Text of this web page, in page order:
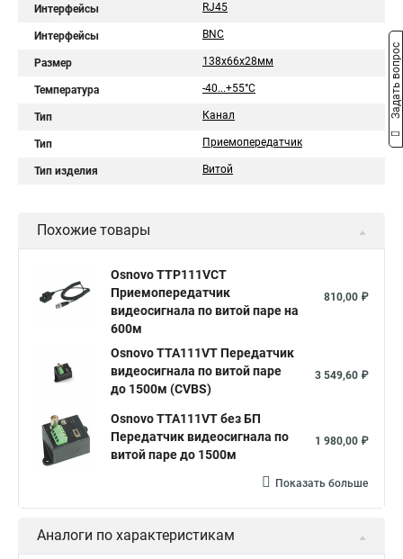
Интерфейсы RJ45
Интерфейсы BNC
Размер 138x66x28мм
Температура -40...+55°С
Тип Канал
Тип Приемопередатчик
Тип изделия Витой
Похожие товары
Osnovo TTP111VCT
Приемопередатчик
видеосигнала по витой паре на
600м
810,00 ₽
Osnovo TTA111VT Передатчик
видеосигнала по витой паре
до 1500м (CVBS)
3 549,60 ₽
Osnovo TTA111VT без БП
Передатчик видеосигнала по
витой паре до 1500м
1 980,00 ₽
Показать больше
Аналоги по характеристикам
Задать вопрос